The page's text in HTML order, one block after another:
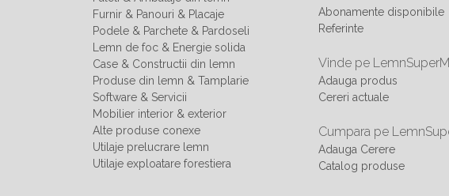
Furnir & Panouri & Placaje
Podele & Parchete & Pardoseli
Lemn de foc & Energie solida
Case & Constructii din lemn
Produse din lemn & Tamplarie
Software & Servicii
Mobilier interior & exterior
Alte produse conexe
Utilaje prelucrare lemn
Utilaje exploatare forestiera
Abonamente disponibile
Referinte
Vinde pe
Adauga produs
Cereri actuale
Cumpara pe
Adauga Cerere
Catalog produse